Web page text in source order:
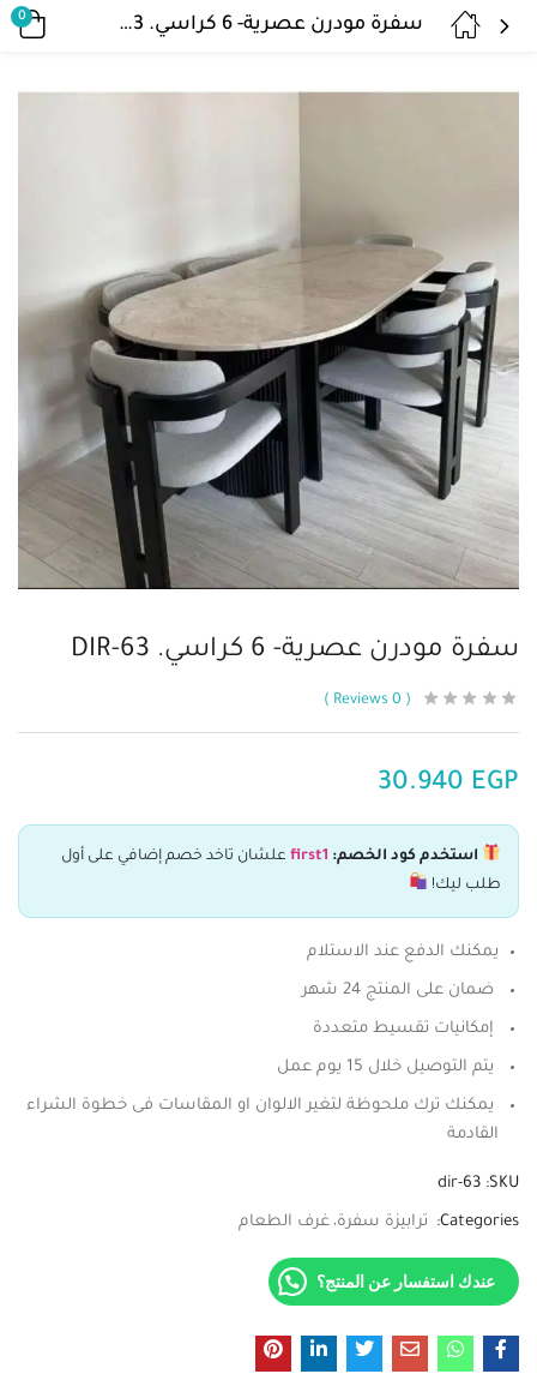
سفرة مودرن عصرية- 6 كراسي. DIR-63 0
سفرة مودرن عصرية- 6 كراسي. DIR-63
0
30.940 EGP
استخدم كود الخصم: first1علشان تاخد خصم إضافي على أول
طلب ليك!
يمكنك الدفع عند الاستلام
ضمان على المنتج 24 شهر
إمكانيات تقسيط متعددة
يتم التوصيل خلال 15 يوم عمل
يمكنك ترك ملحوظة لتغير الالوان او المقاسات فى خطوة الشراء
القادمة
SKU:
dir-63
Categories: ترابيزة سفرة غرف الطعام
عندك استفسار عن المنتج؟